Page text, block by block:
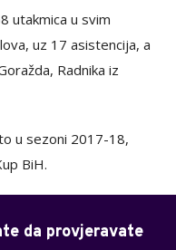
utakmica u svim
uz 17 asistencija, a
Radnika iz
u sezoni 2017-18,
BiH.
da provjeravate